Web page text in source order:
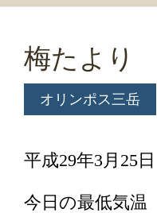
梅たより
オリンポス三岳
平成29年3月25日
今日の最低気